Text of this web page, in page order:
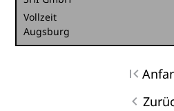
Vollzeit
Augsburg